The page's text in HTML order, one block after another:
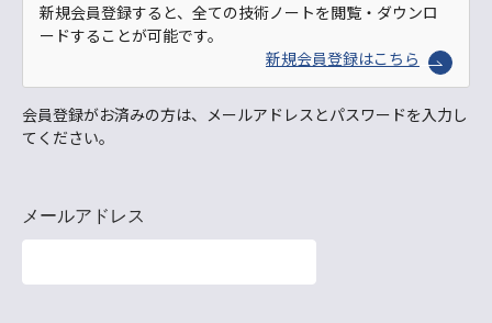
新規会員登録すると、全ての技術ノートを閲覧・ダウンロ
ードすることが可能です。
新規会員登録はこちら
会員登録がお済みの方は、メールアドレスとパスワードを入力し
てください。
メールアドレス